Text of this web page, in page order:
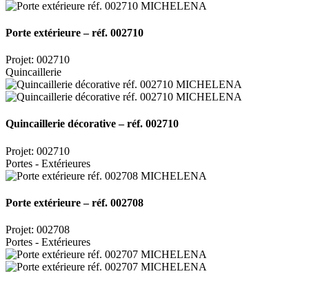
Porte extérieure – réf. 002710
Projet: 002710
Quincaillerie
Quincaillerie décorative – réf. 002710
Projet: 002710
Portes - Extérieures
Porte extérieure – réf. 002708
Projet: 002708
Portes - Extérieures